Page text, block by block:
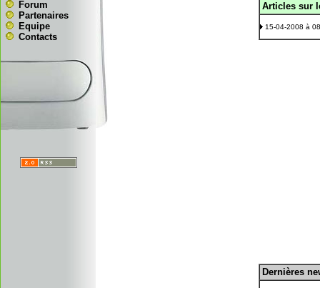
Forum
Partenaires
Equipe
Contacts
Articles sur
15-04-2008 à
Dernières